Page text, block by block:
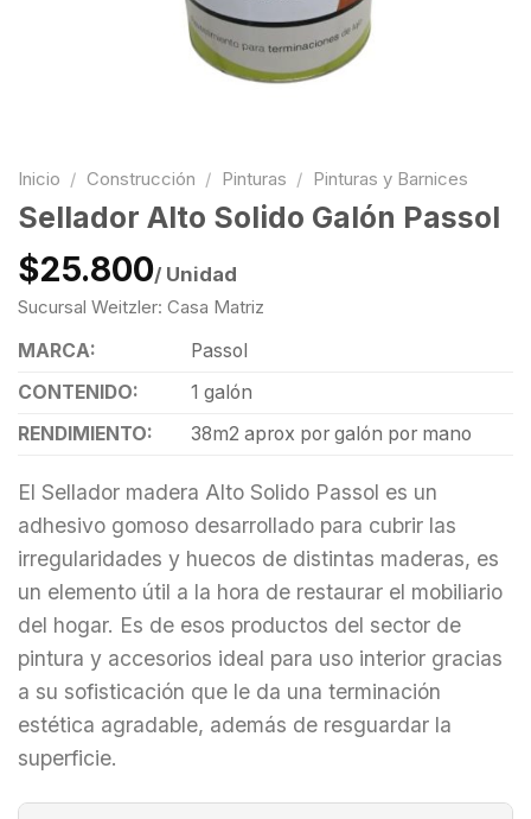
Inicio / Construcción / Pinturas / Pinturas y Barnices
Sellador Alto Solido Galón Passol
$25.800/ Unidad
Sucursal Weitzler: Casa Matriz
MARCA:
Passol
CONTENIDO:
1 galón
RENDIMIENTO:
38m2 aprox por galón por mano
El Sellador madera Alto Solido Passol es un
adhesivo gomoso desarrollado para cubrir las
irregularidades y huecos de distintas maderas, es
un elemento útil a la hora de restaurar el mobiliario
del hogar. Es de esos productos del sector de
pintura y accesorios ideal para uso interior gracias
a su sofisticación que le da una terminación
estética agradable, además de resguardar la
superficie.